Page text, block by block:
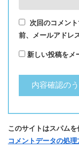
次回のコメン
前、メールアドレ
新しい投稿をメ
このサイトはスパム
コメントデータの処